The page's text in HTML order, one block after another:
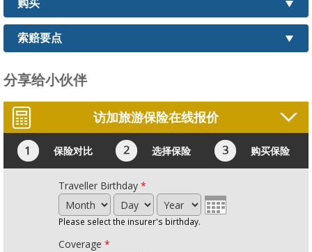
购买
索赔要点
分享给小伙伴
访加旅游保险在线报价
保险对比 选择保险 购买保险
Traveller Birthday *
Month
Day Year
Please select the insurer's birthday.
Coverage *